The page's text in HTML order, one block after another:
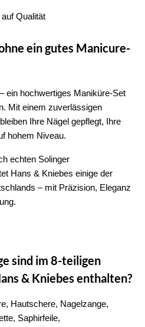
Qualität
ein gutes Manicure-
ein hochwertiges Maniküre-Set
bleiben Ihre Nägel gepflegt, Ihre
hohem Niveau.
echten Solinger
Hans & Kniebes einige der
– mit Präzision, Eleganz
sind im 8-teiligen
& Kniebes enthalten?
Hautschere, Nagelzange,
Saphirfeile,